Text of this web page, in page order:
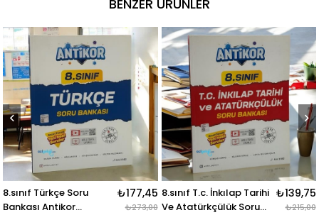
BENZER ÜRÜNLER
8.sınıf Türkçe Soru
Bankası Antikor
₺177,45
₺273,00
8.sınıf T.c. İnkılap Tarihi
Ve Atatürkçülük Soru
₺139,75
₺215,00